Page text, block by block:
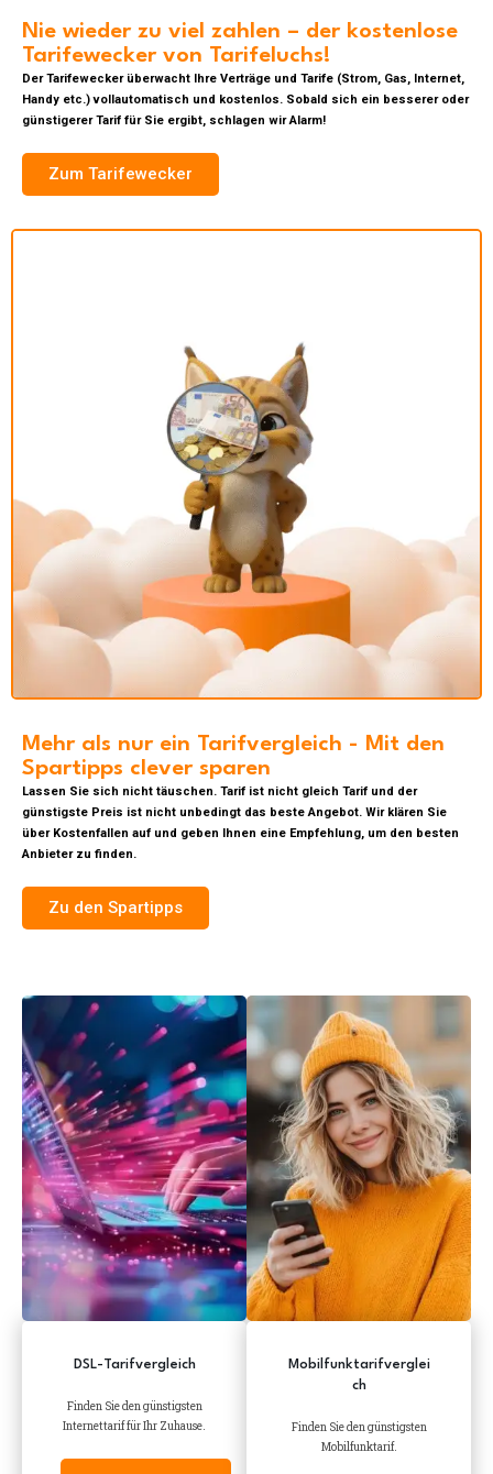
Nie wieder zu viel zahlen – der kostenlose
Tarifewecker von Tarifeluchs!
Der Tarifewecker überwacht Ihre Verträge und Tarife (Strom, Gas, Internet,
Handy etc.) vollautomatisch und kostenlos. Sobald sich ein besserer oder
günstigerer Tarif für Sie ergibt, schlagen wir Alarm!
Zum Tarifewecker
Mehr als nur ein Tarifvergleich - Mit den
Spartipps clever sparen
Lassen Sie sich nicht täuschen. Tarif ist nicht gleich Tarif und der
günstigste Preis ist nicht unbedingt das beste Angebot. Wir klären Sie
über Kostenfallen auf und geben Ihnen eine Empfehlung, um den besten
Anbieter zu finden.
Zu den Spartipps
DSL-Tarifvergleich
Finden Sie den günstigsten
Internettarif für Ihr Zuhause.
Mobilfunktarifverglei
ch
Finden Sie den günstigsten
Mobilfunktarif.